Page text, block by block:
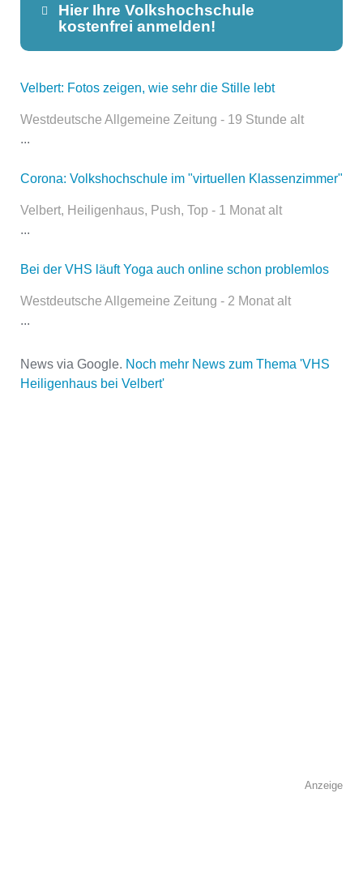
Hier Ihre Volkshochschule
kostenfrei anmelden!
Dieser Teil dient lediglich zur
öffentlich sichtbar.
E-Mail *
Velbert: Fotos zeigen, wie sehr die Stille lebt
Westdeutsche Allgemeine Zeitung - 19 Stunde alt
...
Corona: Volkshochschule im "virtuellen Klassenzimmer"
Velbert, Heiligenhaus, Push, Top - 1 Monat alt
...
Bei der VHS läuft Yoga auch online schon problemlos
Westdeutsche Allgemeine Zeitung - 2 Monat alt
...
News via Google. Noch mehr News zum Thema 'VHS
Heiligenhaus bei Velbert'
Anzeige